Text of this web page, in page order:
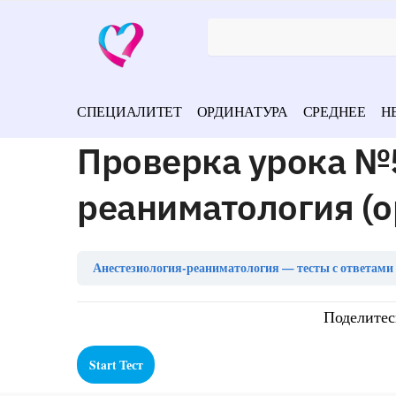
СПЕЦИАЛИТЕТ ОРДИНАТУРА СРЕДНЕЕ
Проверка урока
реаниматология
Анестезиология-реаниматология — тесты с